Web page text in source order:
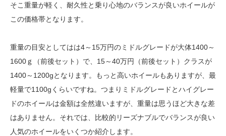
そこ重量が軽く、耐久性と乗り心地のバランスが良いホイールが
この価格帯となります。
重量の目安としてはは4～15万円のミドルグレードが大体1400～
1600ｇ（前後セット）で、15～40万円（前後セット）クラスが
1400～1200gとなります。もっと高いホイールもありますが、最
軽量で1100gくらいですね。つまりミドルグレードとハイグレー
ドのホイールは金額は全然違いますが、重量は思うほど大きな差
はありません。それでは、比較的リーズナブルでバランスが良い
人気のホイールをいくつか紹介します。